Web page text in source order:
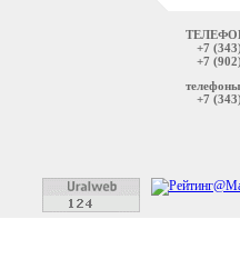
+7
+7
телефоны
+7